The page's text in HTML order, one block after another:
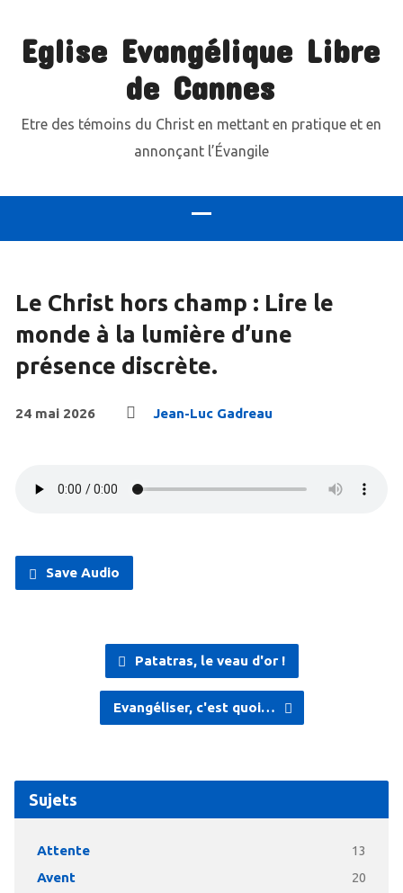
Eglise Evangélique Libre
de Cannes
Etre des témoins du Christ en mettant en pratique et en
annonçant l’Évangile
Le Christ hors champ : Lire le
monde à la lumière d’une
présence discrète.
24 mai 2026 Jean-Luc Gadreau
Save Audio
Patatras, le veau d'or !
Evangéliser, c'est quoi…
Sujets
Attente 13
Avent 20